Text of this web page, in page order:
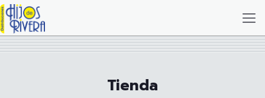
Tienda